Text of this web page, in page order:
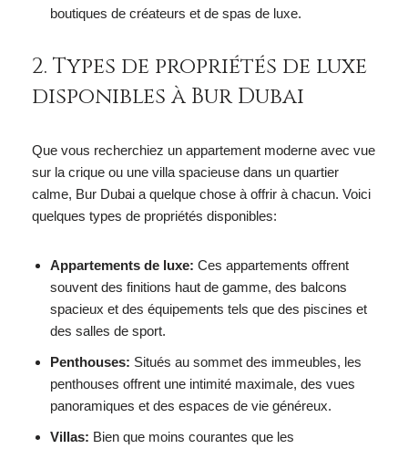
boutiques de créateurs et de spas de luxe.
2. Types de propriétés de luxe
disponibles à Bur Dubai
Que vous recherchiez un appartement moderne avec vue
sur la crique ou une villa spacieuse dans un quartier
calme, Bur Dubai a quelque chose à offrir à chacun. Voici
quelques types de propriétés disponibles:
Appartements de luxe: Ces appartements offrent
souvent des finitions haut de gamme, des balcons
spacieux et des équipements tels que des piscines et
des salles de sport.
Penthouses: Situés au sommet des immeubles, les
penthouses offrent une intimité maximale, des vues
panoramiques et des espaces de vie généreux.
Villas: Bien que moins courantes que les